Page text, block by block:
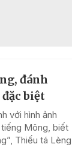
đánh
biệt
với hình ảnh
Mông, biết
Thiếu tá Lèng